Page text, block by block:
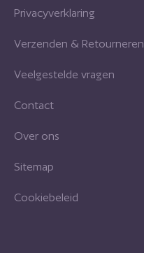
Privacyverklaring
Verzenden & Retourneren
Veelgestelde vragen
Contact
Over ons
Sitemap
Cookiebeleid